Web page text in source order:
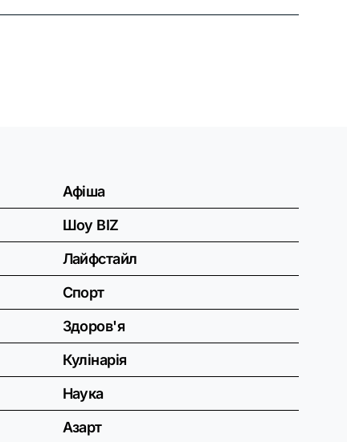
Афіша
Шоу BIZ
Лайфстайл
Спорт
Здоров'я
Кулінарія
Наука
Азарт